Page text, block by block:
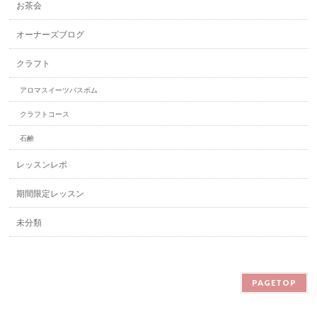
お茶会
オーナーズブログ
クラフト
アロマスイーツバスボム
クラフトコース
石鹸
レッスンレポ
期間限定レッスン
未分類
PAGETOP